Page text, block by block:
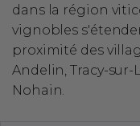
dans la région
vignobles
proximité des
Andelin, Tracy-
Nohain.